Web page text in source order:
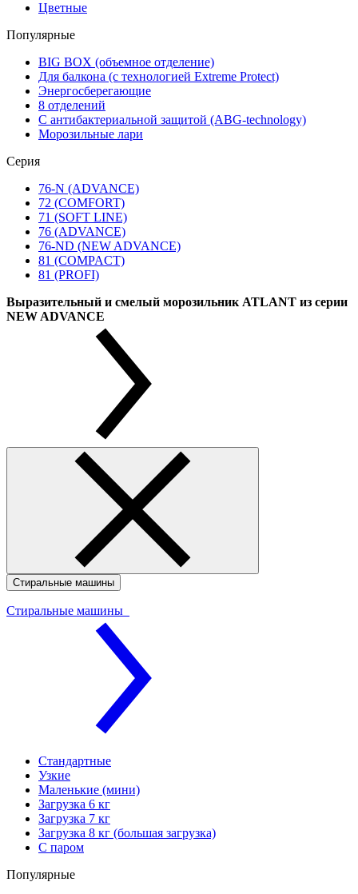
Цветные
Популярные
BIG BOX (объемное отделение)
Для балкона (с технологией Extreme Protect)
Энергосберегающие
8 отделений
С антибактериальной защитой (ABG-technology)
Морозильные лари
Серия
76-N (ADVANCE)
72 (COMFORT)
71 (SOFT LINE)
76 (ADVANCE)
76-ND (NEW ADVANCE)
81 (COMPACT)
81 (PROFI)
Выразительный и смелый морозильник ATLANT из серии
NEW ADVANCE
Стиральные машины
Стиральные машины
Стандартные
Узкие
Маленькие (мини)
Загрузка 6 кг
Загрузка 7 кг
Загрузка 8 кг (большая загрузка)
С паром
Популярные